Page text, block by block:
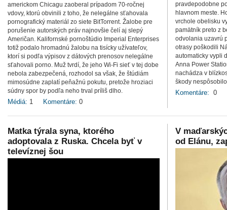
americkom Chicagu zaoberal prípadom 70-ročnej
vdovy, ktorú obvinili z toho, že nelegálne sťahovala
pornografický materiál zo siete BitTorrent. Žalobe pre
porušenie autorských práv najnovšie čelí aj slepý
Američan. Kalifornské pornoštúdio Imperial Enterprises
totiž podalo hromadnú žalobu na tisícky užívateľov,
ktorí si podľa výpisov z dátových prenosov nelegálne
sťahovali porno. Muž tvrdí, že jeho Wi-Fi sieť v tej dobe
nebola zabezpečená, rozhodol sa však, že štúdiám
mimosúdne zaplatí peňažnú pokutu, pretože hroziaci
súdny spor by podľa neho trval príliš dlho.
Médiá: 1 Komentáre: 0
pravdepodobne
hlavnom meste.
vrchole obelisku
pamätník preto z
odvolania uzavrú
otrasy poškodili
automaticky vypli
Anna Power
nachádza v
škody
Komentáre: 0
Matka týrala syna, ktorého
adoptovala z Ruska. Chcela byť v
televíznej šou
V
od Elánu,